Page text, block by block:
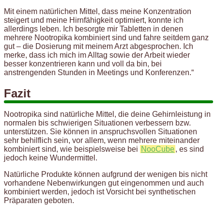
Mit einem natürlichen Mittel, dass meine Konzentration
steigert und meine Hirnfähigkeit optimiert, konnte ich
allerdings leben. Ich besorgte mir Tabletten in denen
mehrere Nootropika kombiniert sind und fahre seitdem ganz
gut – die Dosierung mit meinem Arzt abgesprochen. Ich
merke, dass ich mich im Alltag sowie der Arbeit wieder
besser konzentrieren kann und voll da bin, bei
anstrengenden Stunden in Meetings und Konferenzen.“
Fazit
Nootropika sind natürliche Mittel, die deine Gehirnleistung in
normalen bis schwierigen Situationen verbessern bzw.
unterstützen. Sie können in anspruchsvollen Situationen
sehr behilflich sein, vor allem, wenn mehrere miteinander
kombiniert sind, wie beispielsweise bei NooCube, es sind
jedoch keine Wundermittel.
Natürliche Produkte können aufgrund der wenigen bis nicht
vorhandene Nebenwirkungen gut eingenommen und auch
kombiniert werden, jedoch ist Vorsicht bei synthetischen
Präparaten geboten.